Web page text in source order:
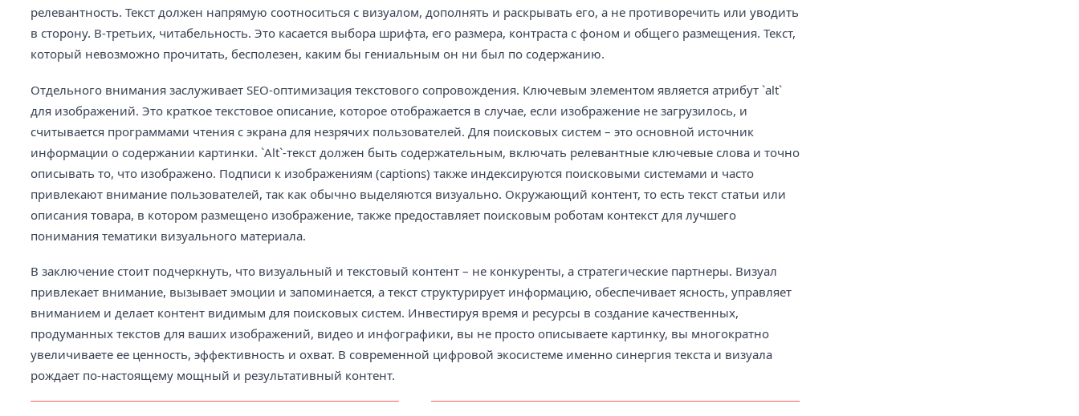
релевантность. Текст должен напрямую соотноситься с визуалом, дополнять и раскрывать его, а не противоречить или уводить
в сторону. В-третьих, читабельность. Это касается выбора шрифта, его размера, контраста с фоном и общего размещения. Текст,
который невозможно прочитать, бесполезен, каким бы гениальным он ни был по содержанию.
Отдельного внимания заслуживает SEO-оптимизация текстового сопровождения. Ключевым элементом является атрибут `alt`
для изображений. Это краткое текстовое описание, которое отображается в случае, если изображение не загрузилось, и
считывается программами чтения с экрана для незрячих пользователей. Для поисковых систем – это основной источник
информации о содержании картинки. `Alt`-текст должен быть содержательным, включать релевантные ключевые слова и точно
описывать то, что изображено. Подписи к изображениям (captions) также индексируются поисковыми системами и часто
привлекают внимание пользователей, так как обычно выделяются визуально. Окружающий контент, то есть текст статьи или
описания товара, в котором размещено изображение, также предоставляет поисковым роботам контекст для лучшего
понимания тематики визуального материала.
В заключение стоит подчеркнуть, что визуальный и текстовый контент – не конкуренты, а стратегические партнеры. Визуал
привлекает внимание, вызывает эмоции и запоминается, а текст структурирует информацию, обеспечивает ясность, управляет
вниманием и делает контент видимым для поисковых систем. Инвестируя время и ресурсы в создание качественных,
продуманных текстов для ваших изображений, видео и инфографики, вы не просто описываете картинку, вы многократно
увеличиваете ее ценность, эффективность и охват. В современной цифровой экосистеме именно синергия текста и визуала
рождает по-настоящему мощный и результативный контент.